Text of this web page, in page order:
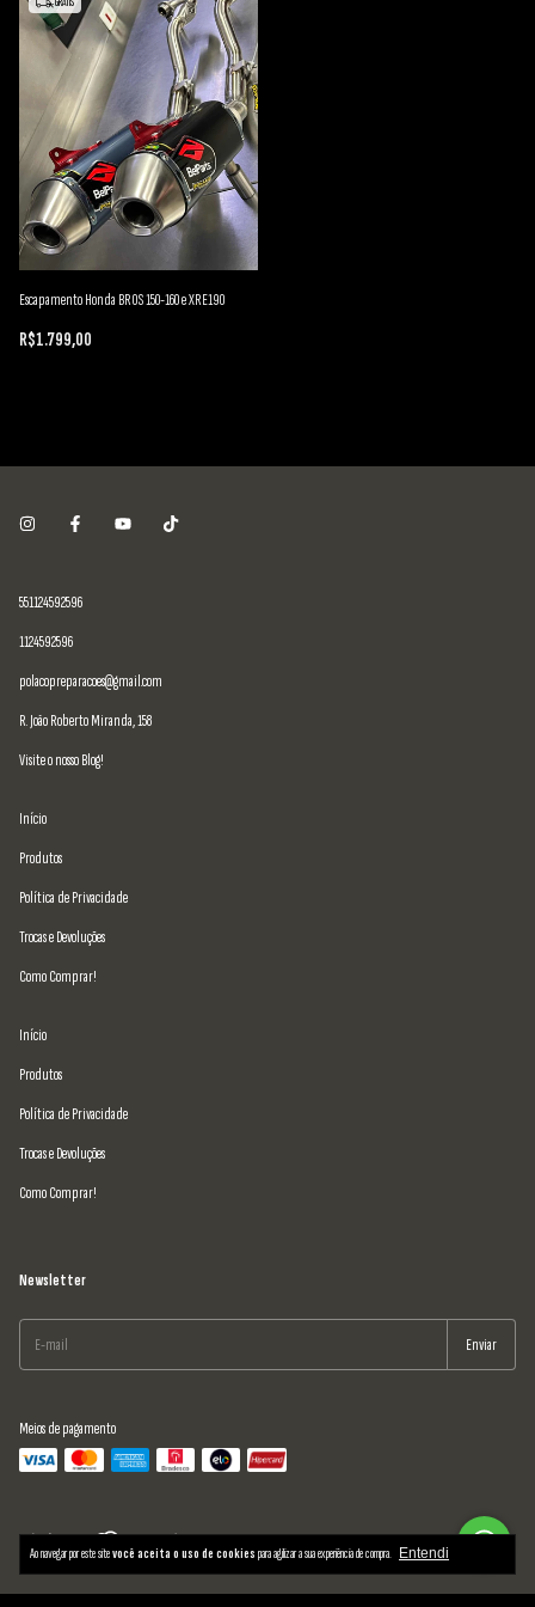
Ao navegar por este sitevocê aceita o uso de cookies para agilizar a sua experiência de compra. Entendi
Escapamento Honda BROS 150-160 e XRE190
R$1.799,00
551124592596
1124592596
polacopreparacoes@gmail.com
R. João Roberto Miranda, 158
Visite o nosso Blog!
Início
Produtos
Política de Privacidade
Trocas e Devoluções
Como Comprar!
Início
Produtos
Política de Privacidade
Trocas e Devoluções
Como Comprar!
Newsletter
Meios de pagamento